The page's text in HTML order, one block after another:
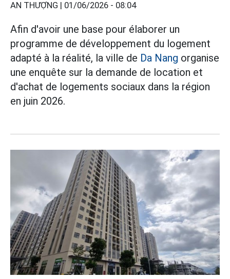
AN THƯỢNG | 01/06/2026 - 08:04
Afin d'avoir une base pour élaborer un
programme de développement du logement
adapté à la réalité, la ville de Da Nang organise
une enquête sur la demande de location et
d'achat de logements sociaux dans la région
en juin 2026.